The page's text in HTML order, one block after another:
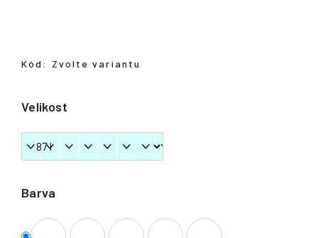
Barva
Velikost
Kód: Zvolte variantu